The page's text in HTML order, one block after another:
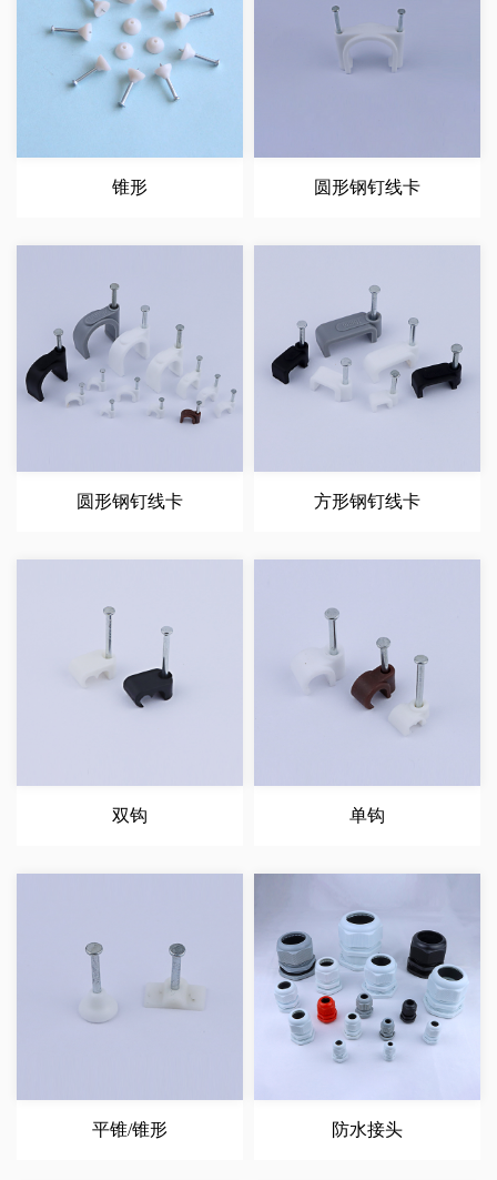
锥形 圆形钢钉线卡
圆形钢钉线卡 方形钢钉线卡
双钩 单钩
平锥/锥形 防水接头